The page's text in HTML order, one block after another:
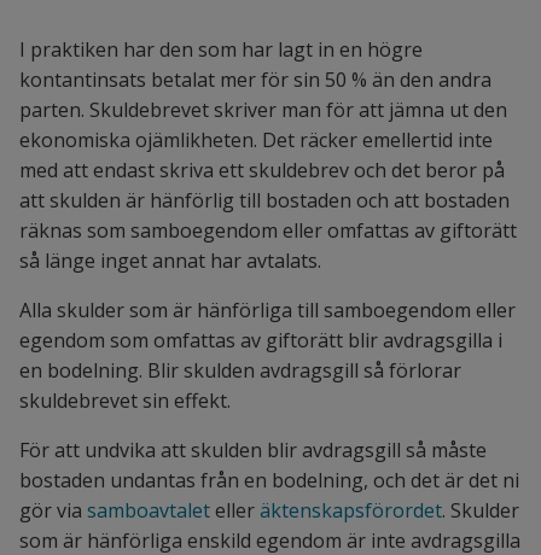
I praktiken har den som har lagt in en högre
kontantinsats betalat mer för sin 50 % än den andra
parten. Skuldebrevet skriver man för att jämna ut den
ekonomiska ojämlikheten. Det räcker emellertid inte
med att endast skriva ett skuldebrev och det beror på
att skulden är hänförlig till bostaden och att bostaden
räknas som samboegendom eller omfattas av giftorätt
så länge inget annat har avtalats.
Alla skulder som är hänförliga till samboegendom eller
egendom som omfattas av giftorätt blir avdragsgilla i
en bodelning. Blir skulden avdragsgill så förlorar
skuldebrevet sin effekt.
För att undvika att skulden blir avdragsgill så måste
bostaden undantas från en bodelning, och det är det ni
gör via samboavtaletelleräktenskapsförordet. Skulder
som är hänförliga enskild egendom är inte avdragsgilla